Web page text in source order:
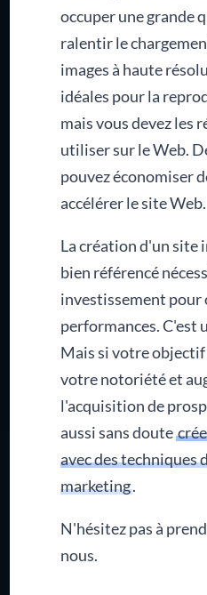
occuper une grande
ralentir le
images à haute
idéales pour la
mais vous devez les
utiliser sur le Web.
pouvez économiser
accélérer le site Web.
La création d'un site
bien référencé
investissement pour
performances. C'est
Mais si votre
votre notoriété et
l'acquisition de
aussi sans doute
avec des techniques
marketing.
N'hésitez pas à
nous.